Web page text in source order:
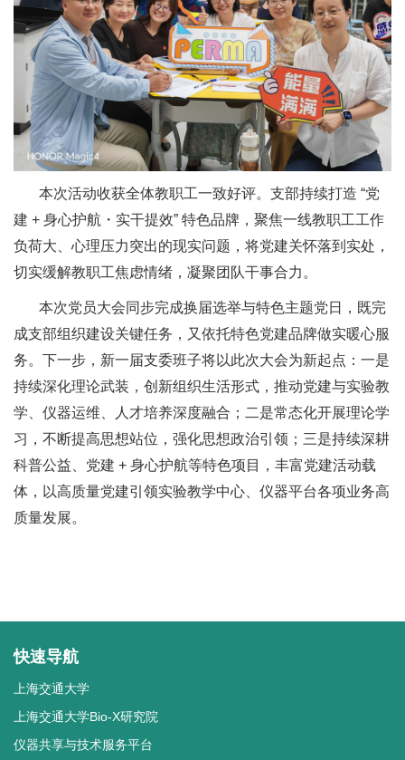
本次活动收获全体教职工一致好评。支部持续打造 “党
建 + 身心护航・实干提效” 特色品牌，聚焦一线教职工工作
负荷大、心理压力突出的现实问题，将党建关怀落到实处，
切实缓解教职工焦虑情绪，凝聚团队干事合力。
本次党员大会同步完成换届选举与特色主题党日，既完
成支部组织建设关键任务，又依托特色党建品牌做实暖心服
务。下一步，新一届支委班子将以此次大会为新起点：一是
持续深化理论武装，创新组织生活形式，推动党建与实验教
学、仪器运维、人才培养深度融合；二是常态化开展理论学
习，不断提高思想站位，强化思想政治引领；三是持续深耕
科普公益、党建 + 身心护航等特色项目，丰富党建活动载
体，以高质量党建引领实验教学中心、仪器平台各项业务高
质量发展。
快速导航
上海交通大学
上海交通大学Bio-X研究院
仪器共享与技术服务平台